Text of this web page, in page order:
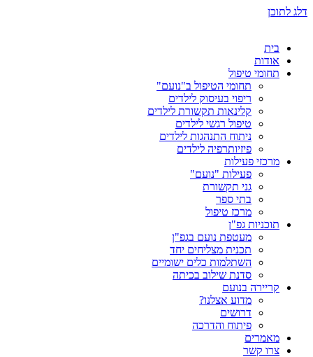
דלג לתוכן
בית
אודות
תחומי טיפול
תחומי הטיפול ב"נועם"
ריפוי בעיסוק לילדים
קלינאות תקשורת לילדים
טיפול רגשי לילדים
ניתוח התנהגות לילדים
פיזיותרפיה לילדים
מרכזי פעילות
פעילות "נועם"
גני תקשורת
בתי ספר
מרכז טיפול
תוכניות גפ"ן
מעטפת נועם בגפ"ן
תכנית מצליחים יחד
השתלמות כלים ישומיים
סדנת שילוב בכיתה
קריירה בנועם
מדוע אצלנו?
דרושים
פיתוח והדרכה
מאמרים
צרו קשר